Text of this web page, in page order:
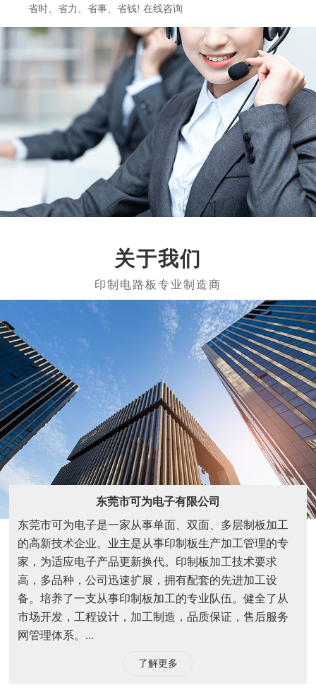
省时、省力、省事、省钱! 在线咨询
关于我们
东莞市可为电子有限公司
东莞市可为电子是一家从事单面、双面、多层制板加工
的高新技术企业。业主是从事印制板生产加工管理的专
家，为适应电子产品更新换代。印制板加工技术要求
高，多品种，公司迅速扩展，拥有配套的先进加工设
备。培养了一支从事印制板加工的专业队伍。健全了从
市场开发，工程设计，加工制造，品质保证，售后服务
网管理体系。...
了解更多